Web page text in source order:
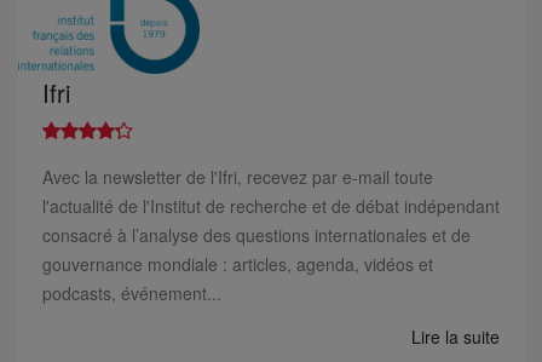
Ifri
Avec la newsletter de l'Ifri, recevez par e-mail toute
l'actualité de l'Institut de recherche et de débat indépendant
consacré à l’analyse des questions internationales et de
gouvernance mondiale : articles, agenda, vidéos et
podcasts, événement...
Lire la suite